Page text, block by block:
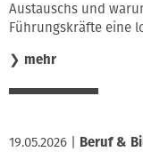
Austauschs und
Führungskräfte eine
❯ mehr
19.05.2026 Beruf &